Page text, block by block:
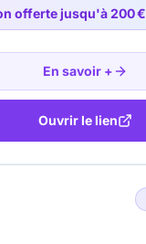
offerte jusqu'à 200 €
En savoir +
Ouvrir le lien